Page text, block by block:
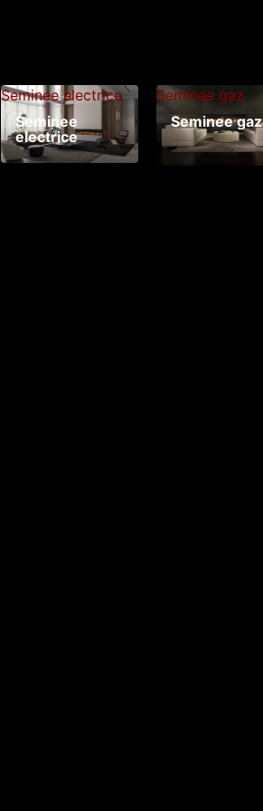
Seminee electrice
Seminee
electrice
Seminee gaz
Seminee gaz